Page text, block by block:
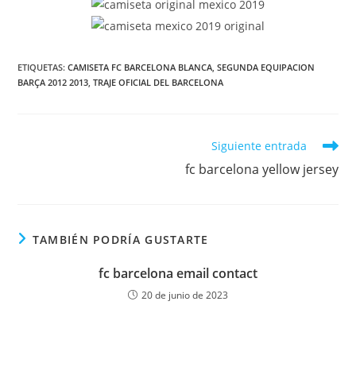
ETIQUETAS:CAMISETA FC BARCELONA BLANCA, SEGUNDA EQUIPACION
BARÇA 2012 2013, TRAJE OFICIAL DEL BARCELONA
Siguiente entrada
fc barcelona yellow jersey
TAMBIÉN PODRÍA GUSTARTE
fc barcelona email contact
20 de junio de 2023